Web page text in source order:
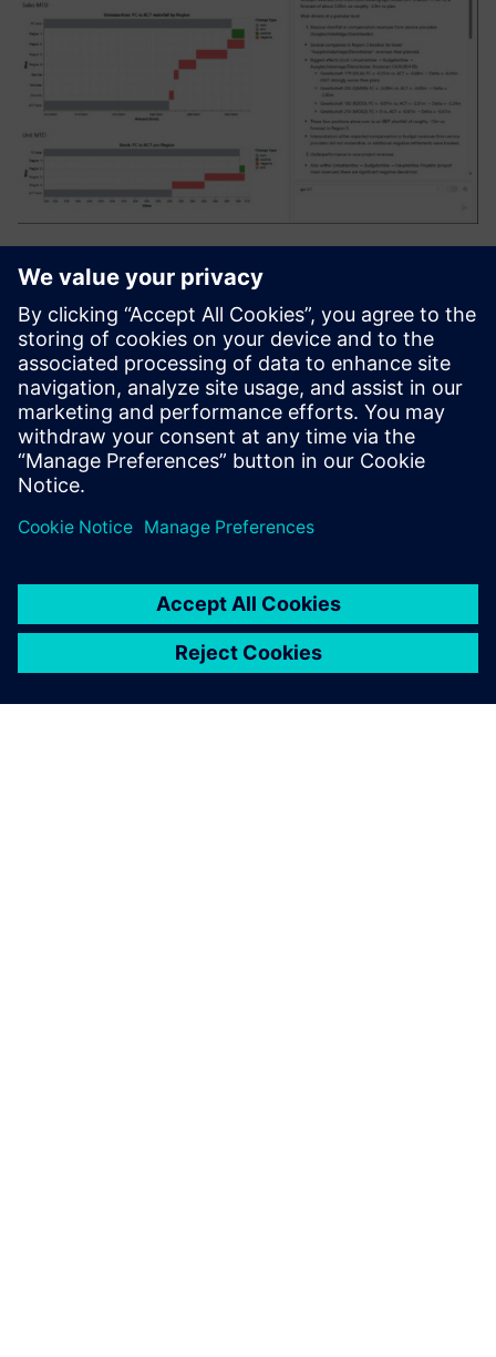
Zeitmind je orodje za analitiko umetne inteligence, ki
združuje informacije med viri, razume kontekst in
zagotavlja natančne analize in vpoglede skupinam.
Omogoča hitrejše odločanje, poglobljene raziskave in
strukturirano razmišlj...
Izvedite več